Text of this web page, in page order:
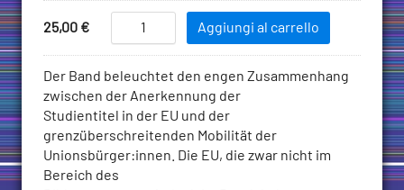
Price
25,00 €
Add
to
Cart
Studientitelanerkennung
in
der
EU
–
Anwendungen
in
der
Aggiungi al carrello
Descrizione
Der Band beleuchtet den engen Zusammenhang
zwischen der Anerkennung der
Studientitel in der EU und der
grenzüberschreitenden Mobilität der
Unionsbürger:innen. Die EU, die zwar nicht im
Bereich des